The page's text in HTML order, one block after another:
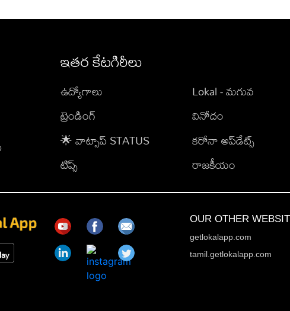
ఇతర కేటగిరీలు
ఉద్యోగాలు
ట్రెండింగ్
🌟 వాట్సాప్ STATUS
టిప్స్
Lokal - మగువ
వినోదం
కరోనా అప్‌డేట్స్
రాజకీయం
OUR OTHER
getlokalapp.com
tamil.getlokalapp.com